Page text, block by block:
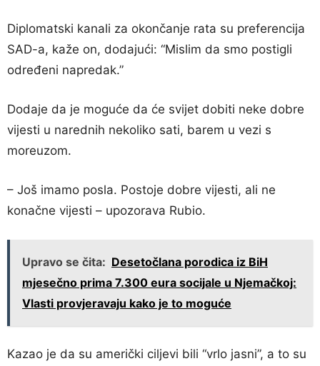
Diplomatski kanali za okončanje rata su preferencija
SAD-a, kaže on, dodajući: “Mislim da smo postigli
određeni napredak.”
Dodaje da je moguće da će svijet dobiti neke dobre
vijesti u narednih nekoliko sati, barem u vezi s
moreuzom.
– Još imamo posla. Postoje dobre vijesti, ali ne
konačne vijesti – upozorava Rubio.
Upravo se čita: Desetočlana porodica iz BiH
mjesečno prima 7.300 eura socijale u Njemačkoj:
Vlasti provjeravaju kako je to moguće
Kazao je da su američki ciljevi bili “vrlo jasni”, a to su